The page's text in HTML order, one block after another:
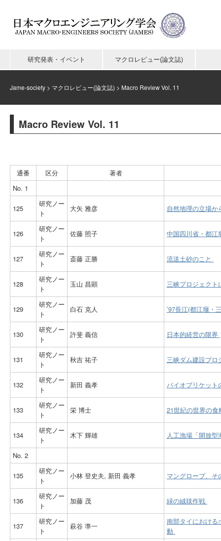
研究発表・イベント マクロレビュー(論文誌)
Jame-society > マクロレビュー(論文誌) > Macro Review Vol. 11
Macro Review Vol. 11
通番 区分
著者
No. 1
125
研究ノー
ト
大矢 雅彦 自然地理の立場
126
研究ノー
ト
佐藤 照子 中国四川省・都
127
研究ノー
ト
斎藤 正勝 流送土砂のこと
128
研究ノー
ト
玉山 昌顕 三峡プロジェク
129
研究ノー
ト
白石 克人 ’97長江(都江堰・
130
研究ノー
ト
許斐 義信 日本的経営の限界
131
研究ノー
ト
秋吉 祐子 三峡ダム建設プ
132
研究ノー
ト
新田 義孝 バイオブリケッ
133
研究ノー
ト
栄 博士 21世紀の世界の
134
研究ノー
ト
木下 輝雄 人工漁場「開放
No. 2
135
研究ノー
ト
小林 登史夫, 新田 義孝 マングローブ、
136
研究ノー
ト
加藤 茂 緑の絨毯作戦
137
研究ノー
ト
萩谷 準一
南部タイにおける
動